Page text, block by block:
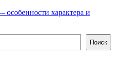
характера и
Поиск